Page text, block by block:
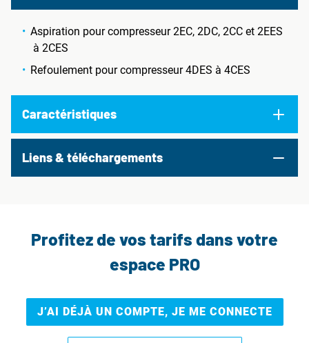
Aspiration pour compresseur 2EC, 2DC, 2CC et 2EES
à 2CES
Refoulement pour compresseur 4DES à 4CES
Caractéristiques
Liens & téléchargements
Profitez de vos tarifs dans votre
espace PRO
J’AI DÉJÀ UN COMPTE, JE ME CONNECTE